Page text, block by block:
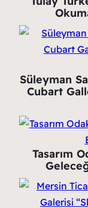
Süleyman
Cubart
Tasarım